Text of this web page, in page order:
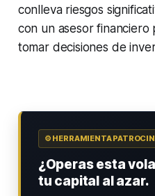
conlleva riesgos
con un asesor financiero
tomar decisiones de
⚙️ HERRAMIENTA
¿Operas esta
tu capital al azar.